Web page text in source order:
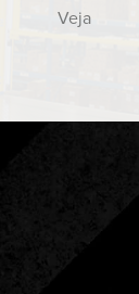
Veja